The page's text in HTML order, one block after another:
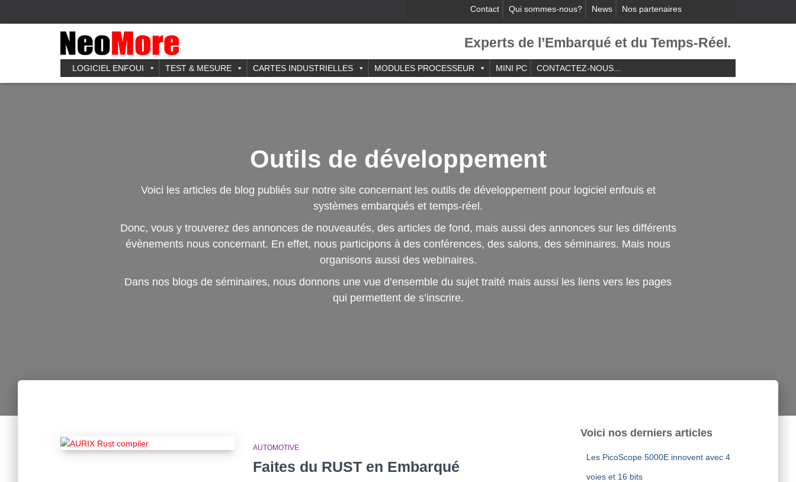
Contact Qui sommes-nous? News Nos partenaires
Experts de l’Embarqué et du Temps-Réel.​
LOGICIEL ENFOUI TEST & MESURE CARTES INDUSTRIELLES MODULES PROCESSEUR MINI PC CONTACTEZ-NOUS...
Outils de développement
Voici les articles de blog publiés sur notre site concernant les outils de développement pour logiciel enfouis et
systèmes embarqués et temps-réel.
Donc, vous y trouverez des annonces de nouveautés, des articles de fond, mais aussi des annonces sur les différents
évènements nous concernant. En effet, nous participons à des conférences, des salons, des séminaires. Mais nous
organisons aussi des webinaires.
Dans nos blogs de séminaires, nous donnons une vue d’ensemble du sujet traité mais aussi les liens vers les pages
qui permettent de s’inscrire.
AUTOMOTIVE
Faites du RUST en Embarqué
Voici nos derniers articles
Les PicoScope 5000E innovent avec 4
voies et 16 bits